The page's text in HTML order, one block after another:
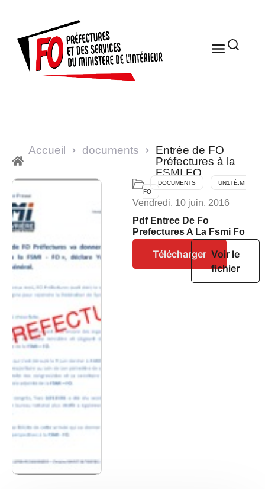
Accueil documents
Entrée de FO
Préfectures à la
FSMI FO
DOCUMENTS
UN1TÉ.MI
FO
Vendredi, 10 juin, 2016
Pdf Entree De Fo
Prefectures A La Fsmi Fo
Télécharger Voir le
fichier